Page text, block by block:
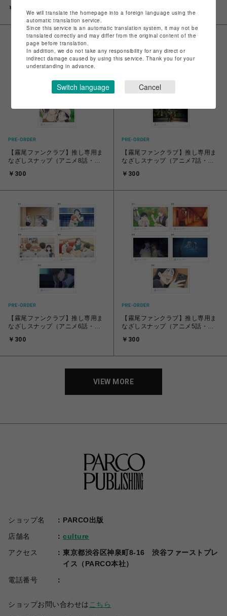
￥300
【霧尾ファンクラブ】推し専用ま
なざしスナップ（アニメ8話・全5
￥300
【霧尾ファンクラブ】推し専用ま
なざしスナップ（アニメ7話・全5
￥300
【霧尾ファンクラブ】推し専用ま
なざしスナップ（アニメ6話・全5
￥300
【霧尾ファンクラブ】推し専用ま
なざしスナップ（アニメ5話・全5
￥300
VIEW MORE
ショップ名
PARCO出版
店舗名
culture
アクセス
東京都渋谷区神泉町8-16 渋谷ファーストプレ
イス（PARCO本社）
電話番号
ショップお問い合わせは こちら
We will translate the homepage into a foreign language using the
automatic translation service.
Since this service is an automatic translation system, it may not be
translated correctly and may differ from the original content of the
page before translation.
In addition, we do not take any responsibility for any direct or
indirect damage caused by using this service. Thank you for your
understanding in advance.
Switch language Cancel